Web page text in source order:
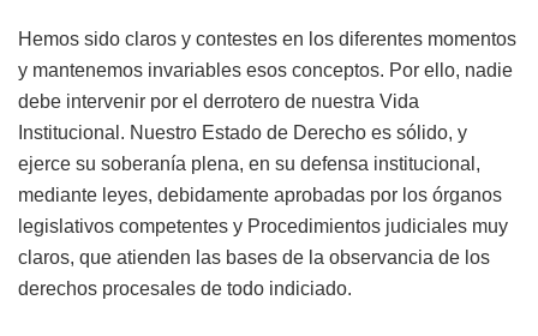
Hemos sido claros y contestes en los diferentes momentos
y mantenemos invariables esos conceptos. Por ello, nadie
debe intervenir por el derrotero de nuestra Vida
Institucional. Nuestro Estado de Derecho es sólido, y
ejerce su soberanía plena, en su defensa institucional,
mediante leyes, debidamente aprobadas por los órganos
legislativos competentes y Procedimientos judiciales muy
claros, que atienden las bases de la observancia de los
derechos procesales de todo indiciado.